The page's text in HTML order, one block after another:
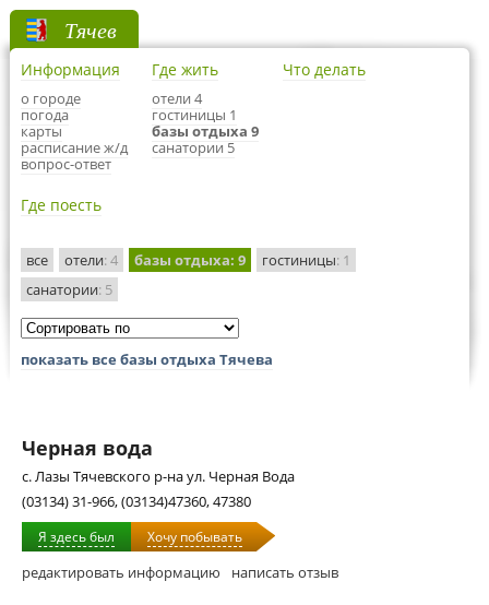
Тячев
Информация
о городе
погода
карты
расписание ж/д
вопрос-ответ
Где жить
отели 4
гостиницы 1
базы отдыха 9
санатории 5
Что делать
Где поесть
все отели: 4 базы отдыха: 9 гостиницы: 1
санатории: 5
показать все базы отдыха Тячева
Черная вода
с. Лазы Тячевского р-на ул. Черная Вода
(03134) 31-966, (03134)47360, 47380
Я здесь был Хочу побывать
редактировать информацию написать отзыв